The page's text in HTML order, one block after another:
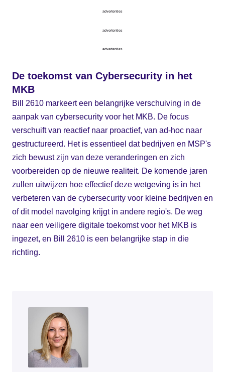
advertenties
advertenties
advertenties
De toekomst van Cybersecurity in het
MKB
Bill 2610 markeert een belangrijke verschuiving in de
aanpak van cybersecurity voor het MKB. De focus
verschuift van reactief naar proactief, van ad-hoc naar
gestructureerd. Het is essentieel dat bedrijven en MSP's
zich bewust zijn van deze veranderingen en zich
voorbereiden op de nieuwe realiteit. De komende jaren
zullen uitwijzen hoe effectief deze wetgeving is in het
verbeteren van de cybersecurity voor kleine bedrijven en
of dit model navolging krijgt in andere regio's. De weg
naar een veiligere digitale toekomst voor het MKB is
ingezet, en Bill 2610 is een belangrijke stap in die
richting.